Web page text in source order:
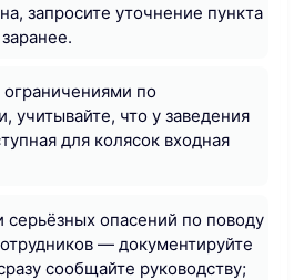
запросите уточнение пункта
ограничениями по
учитывайте, что у заведения
для колясок входная
серьёзных опасений по поводу
— документируйте
сообщайте руководству;